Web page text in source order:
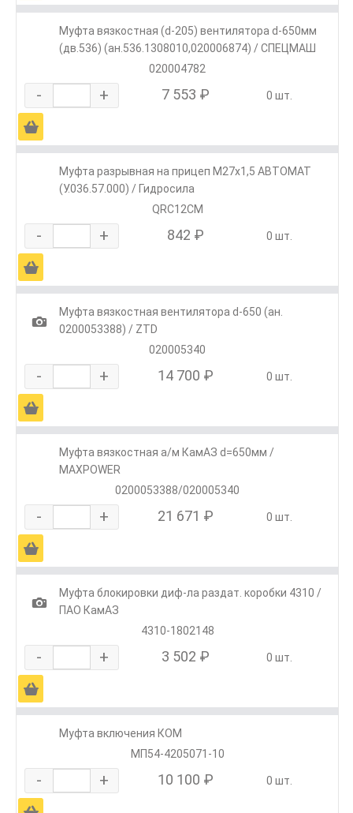
Муфта вязкостная (d-205) вентилятора d-650мм
(дв.536) (ан.536.1308010,020006874) / СПЕЦМАШ
020004782
- + 7 553 ₽ 0 шт.
Ä
Муфта разрывная на прицеп М27х1,5 АВТОМАТ
(У.036.57.000) / Гидросила
QRC12СМ
- + 842 ₽ 0 шт.
Ä
1
Муфта вязкостная вентилятора d-650 (ан.
0200053388) / ZTD
020005340
- + 14 700 ₽ 0 шт.
Ä
Муфта вязкостная а/м КамАЗ d=650мм /
MAXPOWER
0200053388/020005340
- + 21 671 ₽ 0 шт.
Ä
1
Муфта блокировки диф-ла раздат. коробки 4310 /
ПАО КамАЗ
4310-1802148
- + 3 502 ₽ 0 шт.
Ä
Муфта включения КОМ
МП54-4205071-10
- + 10 100 ₽ 0 шт.